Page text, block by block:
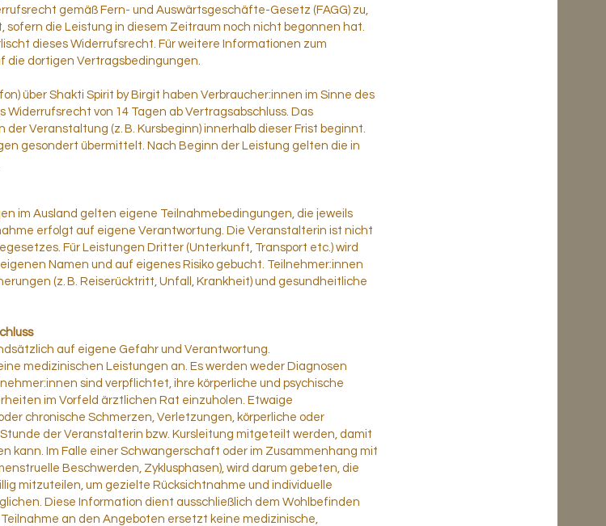
gemäß Fern- und Auswärtsgeschäfte-Gesetz (FAGG) zu,
sofern die Leistung in diesem Zeitraum noch nicht begonnen hat.
dieses Widerrufsrecht. Für weitere Informationen zum
die dortigen Vertragsbedingungen.
über Shakti Spirit by Birgit haben Verbraucher:innen im Sinne des
von 14 Tagen ab Vertragsabschluss. Das
Veranstaltung (z. B. Kursbeginn) innerhalb dieser Frist beginnt.
gesondert übermittelt. Nach Beginn der Leistung gelten die in
im Ausland gelten eigene Teilnahmebedingungen, die jeweils
erfolgt auf eigene Verantwortung. Die Veranstalterin ist nicht
Für Leistungen Dritter (Unterkunft, Transport etc.) wird
Namen und auf eigenes Risiko gebucht. Teilnehmer:innen
(z. B. Reiserücktritt, Unfall, Krankheit) und gesundheitliche
auf eigene Gefahr und Verantwortung.
medizinischen Leistungen an. Es werden weder Diagnosen
sind verpflichtet, ihre körperliche und psychische
im Vorfeld ärztlichen Rat einzuholen. Etwaige
chronische Schmerzen, Verletzungen, körperliche oder
der Veranstalterin bzw. Kursleitung mitgeteilt werden, damit
kann. Im Falle einer Schwangerschaft oder im Zusammenhang mit
Beschwerden, Zyklusphasen), wird darum gebeten, die
mitzuteilen, um gezielte Rücksichtnahme und individuelle
Diese Information dient ausschließlich dem Wohlbefinden
an den Angeboten ersetzt keine medizinische,